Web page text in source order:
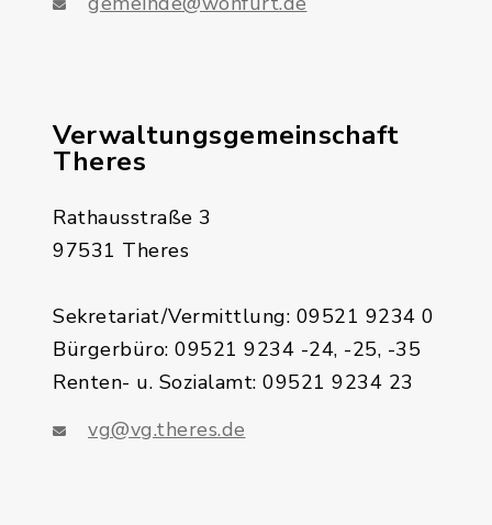
Verwaltungsgemeinschaft
Theres
Rathausstraße 3
97531 Theres
Sekretariat/Vermittlung: 09521 9234 0
Bürgerbüro: 09521 9234 -24, -25, -35
Renten- u. Sozialamt: 09521 9234 23
vg@vg.theres.de